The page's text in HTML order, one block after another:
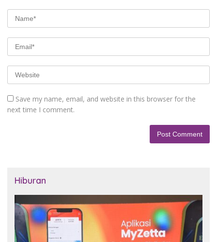
Save my name, email, and website in this browser for the
next time I comment.
Hiburan